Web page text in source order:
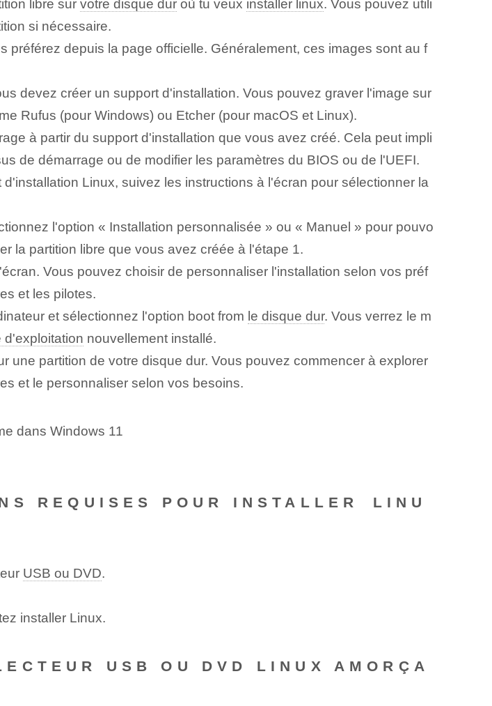
libre sur votre disque duroù tu veux installer linux. Vous pouvez utili
si nécessaire.
préférez depuis la ‌page officielle. Généralement, ces images sont au f
devez créer un support d'installation. Vous pouvez graver l'image sur
Rufus (pour Windows) ou Etcher (pour macOS et Linux).
à partir du support d'installation⁤ que vous avez créé. Cela peut impli
de démarrage ou de modifier les paramètres du BIOS ou de l'UEFI.
Linux, suivez les instructions à l'écran pour sélectionner la
l'option « Installation personnalisée » ou « Manuel »⁢ pour pouvo
la partition libre que vous avez créée à l'étape 1.
Vous pouvez choisir de personnaliser l'installation selon vos préf
et les pilotes.
et sélectionnez l'option ⁣boot from le disque dur. Vous verrez le m
d'exploitation nouvellement installé.
une partition ‌de votre ‌disque dur. Vous pouvez commencer à explorer
et le personnaliser selon vos besoins.
dans Windows 11
REQUISES POUR INSTALLER⁤ LINU
USB ou DVD.
installer Linux.
USB OU DVD LINUX AMORÇA